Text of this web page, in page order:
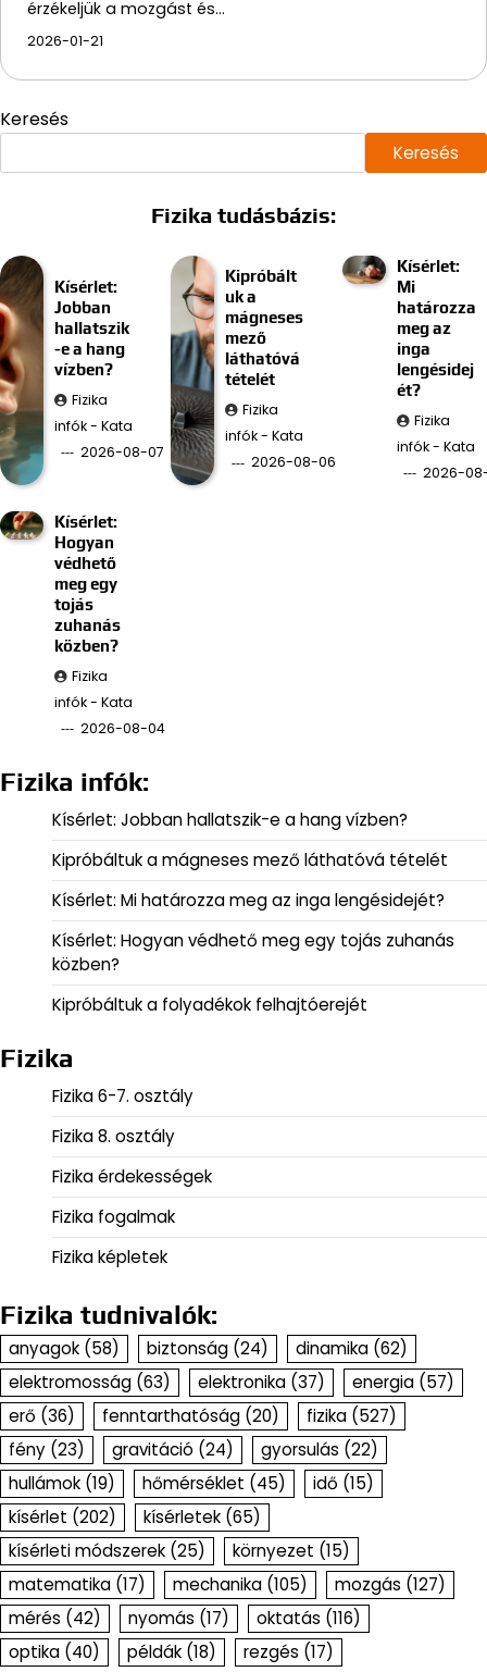
érzékeljük a mozgást és…
2026-01-21
Keresés
Keresés
Fizika tudásbázis:
Kísérlet:
Jobban
hallatszik
-e a hang
vízben?
Fizika
infók - Kata
2026-08-07
Kipróbált
uk a
mágneses
mező
láthatóvá
tételét
Fizika
infók - Kata
2026-08-06
Kísérlet:
Mi
határozza
meg az
inga
lengésidej
ét?
Fizika
infók - Kata
2026-
Kísérlet:
Hogyan
védhető
meg egy
tojás
zuhanás
közben?
Fizika
infók - Kata
2026-08-04
Fizika infók:
Kísérlet: Jobban hallatszik-e a hang vízben?
Kipróbáltuk a mágneses mező láthatóvá tételét
Kísérlet: Mi határozza meg az inga lengésidejét?
Kísérlet: Hogyan védhető meg egy tojás zuhanás
közben?
Kipróbáltuk a folyadékok felhajtóerejét
Fizika
Fizika 6-7. osztály
Fizika 8. osztály
Fizika érdekességek
Fizika fogalmak
Fizika képletek
Fizika tudnivalók:
anyagok (58) biztonság (24) dinamika (62)
elektromosság (63) elektronika (37) energia (57)
erő (36) fenntarthatóság (20) fizika (527)
fény (23) gravitáció (24) gyorsulás (22)
hullámok (19) hőmérséklet (45) idő (15)
kísérlet (202) kísérletek (65)
kísérleti módszerek (25) környezet (15)
matematika (17) mechanika (105) mozgás (127)
mérés (42) nyomás (17) oktatás (116)
optika (40) példák (18) rezgés (17)